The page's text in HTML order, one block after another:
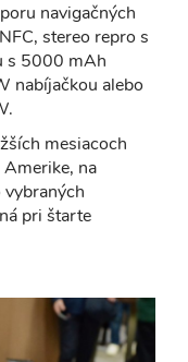
navigačných
stereo repro s
s 5000 mAh
nabíjačkou alebo
mesiacoch
na
pri štarte